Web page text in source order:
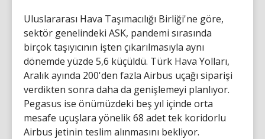
Uluslararası Hava Taşımacılığı Birliği'ne göre,
sektör genelindeki ASK, pandemi sırasında
birçok taşıyıcının işten çıkarılmasıyla aynı
dönemde yüzde 5,6 küçüldü. Türk Hava Yolları,
Aralık ayında 200'den fazla Airbus uçağı siparişi
verdikten sonra daha da genişlemeyi planlıyor.
Pegasus ise önümüzdeki beş yıl içinde orta
mesafe uçuşlara yönelik 68 adet tek koridorlu
Airbus jetinin teslim alınmasını bekliyor.